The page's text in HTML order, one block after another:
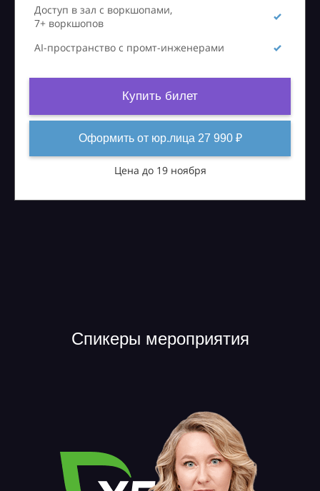
Доступ в зал с воркшопами,
7+ воркшопов
AI-пространство с промт-инженерами
Купить билет
Оформить от юр.лица 27 990 ₽
Цена до 19 ноября
Спикеры мероприятия